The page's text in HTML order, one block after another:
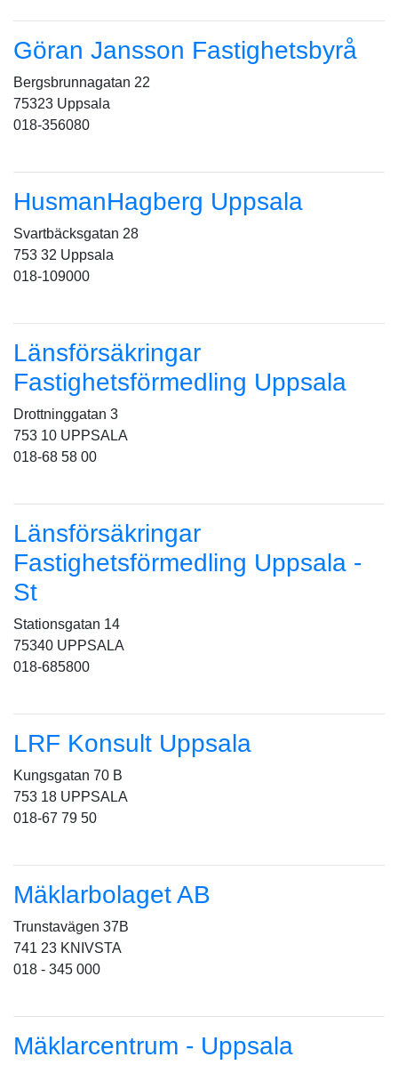
Göran Jansson Fastighetsbyrå
Bergsbrunnagatan 22
75323 Uppsala
018-356080
HusmanHagberg Uppsala
Svartbäcksgatan 28
753 32 Uppsala
018-109000
Länsförsäkringar
Fastighetsförmedling Uppsala
Drottninggatan 3
753 10 UPPSALA
018-68 58 00
Länsförsäkringar
Fastighetsförmedling Uppsala -
St
Stationsgatan 14
75340 UPPSALA
018-685800
LRF Konsult Uppsala
Kungsgatan 70 B
753 18 UPPSALA
018-67 79 50
Mäklarbolaget AB
Trunstavägen 37B
741 23 KNIVSTA
018 - 345 000
Mäklarcentrum - Uppsala